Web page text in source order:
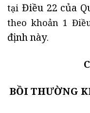
tại Điều 22 của
theo khoản 1
định này.
BỒI THƯỜNG